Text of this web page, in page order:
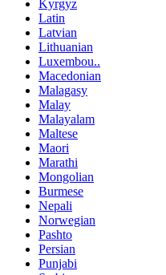
Kyrgyz
Latin
Latvian
Lithuanian
Luxembou..
Macedonian
Malagasy
Malay
Malayalam
Maltese
Maori
Marathi
Mongolian
Burmese
Nepali
Norwegian
Pashto
Persian
Punjabi